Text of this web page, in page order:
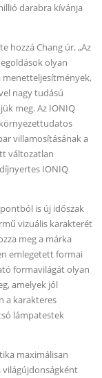
darabra kívánja
hozzá Chang úr. „Az
olyan
menetteljesítmények,
nagy tudású
meg. Az IONIQ
villamosításának a
változatlan
IONIQ
is új időszak
vizuális karakterét
meg a márka
emlegetett formai
formavilágát olyan
amelyek jól
a karakteres
lámpatestek
maximálisan
világújdonságként